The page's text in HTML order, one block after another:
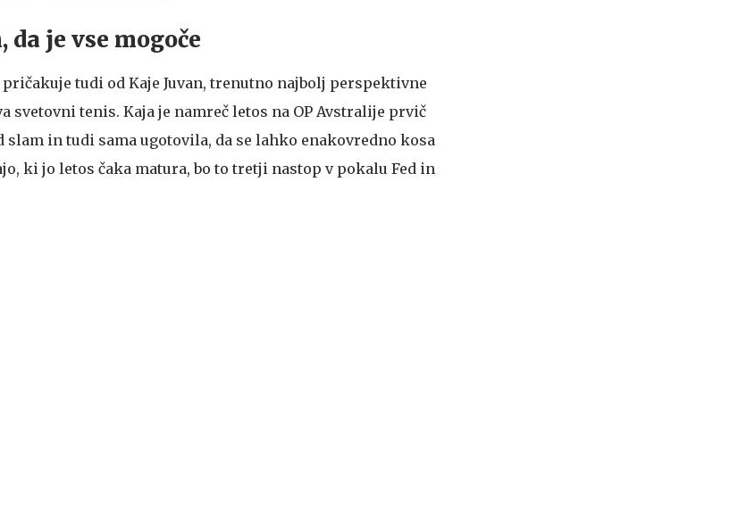
je vse mogoče
tudi od Kaje Juvan, trenutno najbolj perspektivne
svetovni tenis. Kaja je namreč letos na OP Avstralije prvič
in tudi sama ugotovila, da se lahko enakovredno kosa
ki jo letos čaka matura, bo to tretji nastop v pokalu Fed in